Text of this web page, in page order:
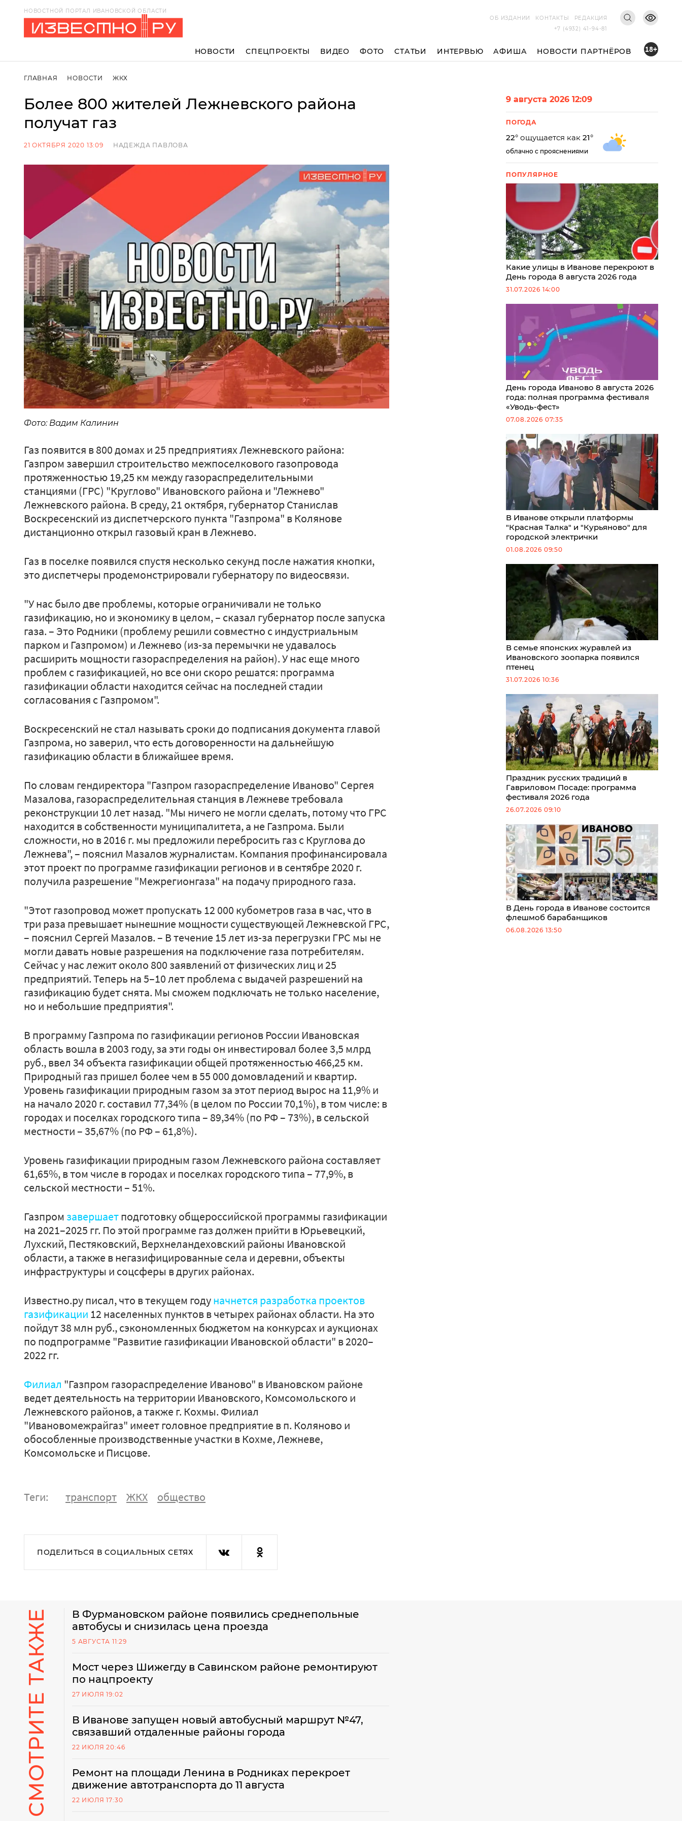
НОВОСТНОЙ ПОРТАЛ ИВАНОВСКОЙ ОБЛАСТИ
ОБ ИЗДАНИИ
КОНТАКТЫ
РЕДАКЦИЯ
+7 (4932) 41-94-81
НОВОСТИ СПЕЦПРОЕКТЫ ВИДЕО ФОТО СТАТЬИ ИНТЕРВЬЮ АФИША НОВОСТИ ПАРТНЁРОВ 18+
ГЛАВНАЯ НОВОСТИ ЖКХ
Более 800 жителей Лежневского района
получат газ
21 ОКТЯБРЯ 2020 13:09 НАДЕЖДА ПАВЛОВА
Фото: Вадим Калинин
Газ появится в 800 домах и 25 предприятиях Лежневского района:
Газпром завершил строительство межпоселкового газопровода
протяженностью 19,25 км между газораспределительными
станциями (ГРС) "Круглово" Ивановского района и "Лежнево"
Лежневского района. В среду, 21 октября, губернатор Станислав
Воскресенский из диспетчерского пункта "Газпрома" в Колянове
дистанционно открыл газовый кран в Лежнево.
Газ в поселке появился спустя несколько секунд после нажатия кнопки,
это диспетчеры продемонстрировали губернатору по видеосвязи.
"У нас было две проблемы, которые ограничивали не только
газификацию, но и экономику в целом, – сказал губернатор после запуска
газа. – Это Родники (проблему решили совместно с индустриальным
парком и Газпромом) и Лежнево (из-за перемычки не удавалось
расширить мощности газораспределения на район). У нас еще много
проблем с газификацией, но все они скоро решатся: программа
газификации области находится сейчас на последней стадии
согласования с Газпромом".
Воскресенский не стал называть сроки до подписания документа главой
Газпрома, но заверил, что есть договоренности на дальнейшую
газификацию области в ближайшее время.
По словам гендиректора "Газпром газораспределение Иваново" Сергея
Мазалова, газораспределительная станция в Лежневе требовала
реконструкции 10 лет назад. "Мы ничего не могли сделать, потому что ГРС
находится в собственности муниципалитета, а не Газпрома. Были
сложности, но в 2016 г. мы предложили перебросить газ с Круглова до
Лежнева", – пояснил Мазалов журналистам. Компания профинансировала
этот проект по программе газификации регионов и в сентябре 2020 г.
получила разрешение "Межрегионгаза" на подачу природного газа.
"Этот газопровод может пропускать 12 000 кубометров газа в час, что в
три раза превышает нынешние мощности существующей Лежневской ГРС,
– пояснил Сергей Мазалов. – В течение 15 лет из-за перегрузки ГРС мы не
могли давать новые разрешения на подключение газа потребителям.
Сейчас у нас лежит около 800 заявлений от физических лиц и 25
предприятий. Теперь на 5–10 лет проблема с выдачей разрешений на
газификацию будет снята. Мы сможем подключать не только население,
но и небольшие предприятия".
В программу Газпрома по газификации регионов России Ивановская
область вошла в 2003 году, за эти годы он инвестировал более 3,5 млрд
руб., ввел 34 объекта газификации общей протяженностью 466,25 км.
Природный газ пришел более чем в 55 000 домовладений и квартир.
Уровень газификации природным газом за этот период вырос на 11,9% и
на начало 2020 г. составил 77,34% (в целом по России 70,1%), в том числе: в
городах и поселках городского типа – 89,34% (по РФ – 73%), в сельской
местности – 35,67% (по РФ – 61,8%).
Уровень газификации природным газом Лежневского района составляет
61,65%, в том числе в городах и поселках городского типа – 77,9%, в
сельской местности – 51%.
Газпром завершаетподготовку общероссийской программы газификации
на 2021–2025 гг. По этой программе газ должен прийти в Юрьевецкий,
Лухский, Пестяковский, Верхнеландеховский районы Ивановской
области, а также в негазифицированные села и деревни, объекты
инфраструктуры и соцсферы в других районах.
Известно.ру писал, что в текущем годуначнется разработка проектов
газификации 12 населенных пунктов в четырех районах области. На это
пойдут 38 млн руб., сэкономленных бюджетом на конкурсах и аукционах
по подпрограмме "Развитие газификации Ивановской области" в 2020–
2022 гг.
Филиал "Газпром газораспределение Иваново" в Ивановском районе
ведет деятельность на территории Ивановского, Комсомольского и
Лежневского районов, а также г. Кохмы. Филиал
"Ивановомежрайгаз" имеет головное предприятие в п. Коляново и
обособленные производственные участки в Кохме, Лежневе,
Комсомольске и Писцове.
Теги: транспорт ЖКХ общество
ПОДЕЛИТЬСЯ В СОЦИАЛЬНЫХ СЕТЯХ
9 августа 2026 12:09
ПОГОДА
22° ощущается как 21°
облачно с прояснениями
ПОПУЛЯРНОЕ
Какие улицы в Иванове перекроют в
День города 8 августа 2026 года
31.07.2026 14:00
День города Иваново 8 августа 2026
года: полная программа фестиваля
«Уводь-фест»
07.08.2026 07:35
В Иванове открыли платформы
"Красная Талка" и "Курьяново" для
городской электрички
01.08.2026 09:50
В семье японских журавлей из
Ивановского зоопарка появился
птенец
31.07.2026 10:36
Праздник русских традиций в
Гавриловом Посаде: программа
фестиваля 2026 года
26.07.2026 09:10
В День города в Иванове состоится
флешмоб барабанщиков
06.08.2026 13:50
СМОТРИТЕ ТАКЖЕ
В Фурмановском районе появились среднепольные
автобусы и снизилась цена проезда
5 АВГУСТА 11:29
Мост через Шижегду в Савинском районе ремонтируют
по нацпроекту
27 ИЮЛЯ 19:02
В Иванове запущен новый автобусный маршрут №47,
связавший отдаленные районы города
22 ИЮЛЯ 20:46
Ремонт на площади Ленина в Родниках перекроет
движение автотранспорта до 11 августа
22 ИЮЛЯ 17:30